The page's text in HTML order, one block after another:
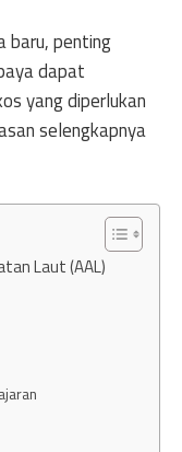
baru, penting
dapat
yang diperlukan
selengkapnya
Laut (AAL)